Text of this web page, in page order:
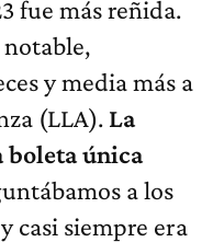
fue más reñida.
notable,
y media más a
(LLA). La
boleta única
a los
casi siempre era